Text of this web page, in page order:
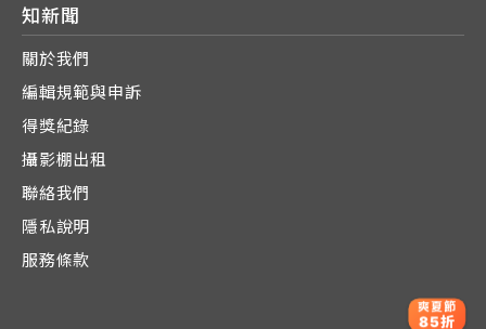
知新聞
關於我們
編輯規範與申訴
得獎紀錄
攝影棚出租
聯絡我們
隱私說明
服務條款
爽夏節
85折